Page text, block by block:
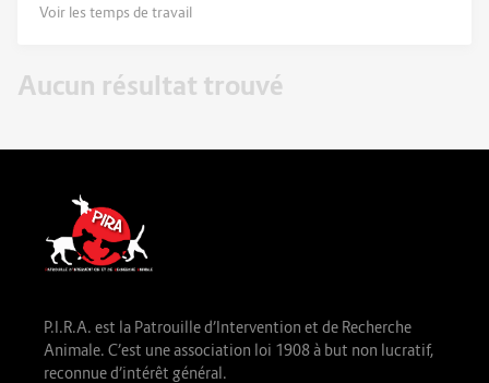
Voir les temps de travail
Aucun résultat trouvé
P.I.R.A. est la Patrouille d’Intervention et de Recherche
Animale. C’est une association loi 1908 à but non lucratif,
reconnue d’intérêt général.